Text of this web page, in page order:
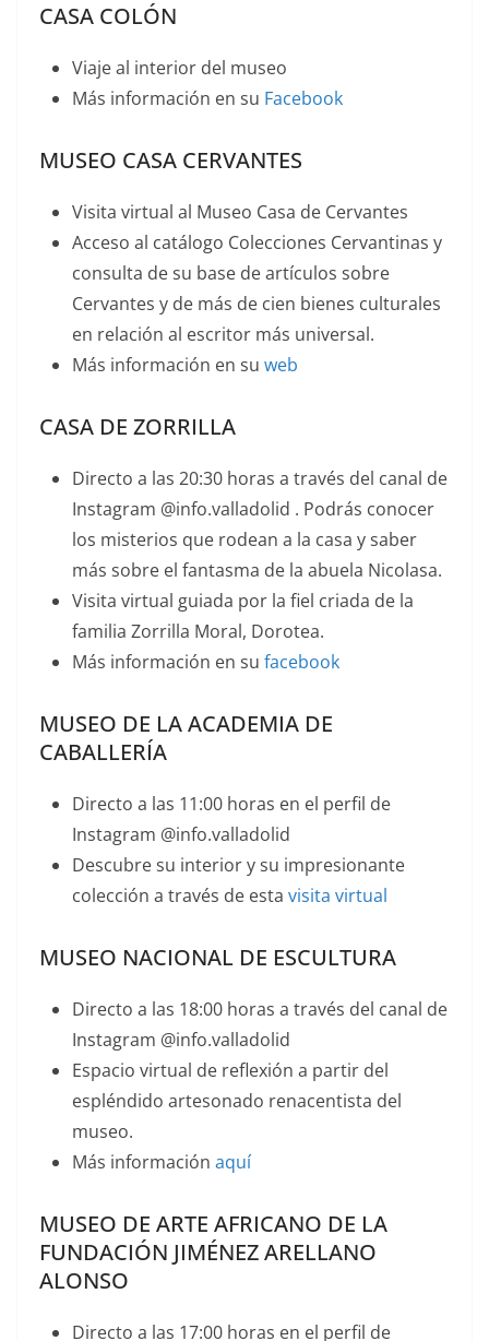
CASA COLÓN
Viaje al interior del museo
Más información en su Facebook
MUSEO CASA CERVANTES
Visita virtual al Museo Casa de Cervantes
Acceso al catálogo Colecciones Cervantinas y
consulta de su base de artículos sobre
Cervantes y de más de cien bienes culturales
en relación al escritor más universal.
Más información en su web
CASA DE ZORRILLA
Directo a las 20:30 horas a través del canal de
Instagram @info.valladolid . Podrás conocer
los misterios que rodean a la casa y saber
más sobre el fantasma de la abuela Nicolasa.
Visita virtual guiada por la fiel criada de la
familia Zorrilla Moral, Dorotea.
Más información en su facebook
MUSEO DE LA ACADEMIA DE
CABALLERÍA
Directo a las 11:00 horas en el perfil de
Instagram @info.valladolid
Descubre su interior y su impresionante
colección a través de esta visita virtual
MUSEO NACIONAL DE ESCULTURA
Directo a las 18:00 horas a través del canal de
Instagram @info.valladolid
Espacio virtual de reflexión a partir del
espléndido artesonado renacentista del
museo.
Más información aquí
MUSEO DE ARTE AFRICANO DE LA
FUNDACIÓN JIMÉNEZ ARELLANO
ALONSO
Directo a las 17:00 horas en el perfil de